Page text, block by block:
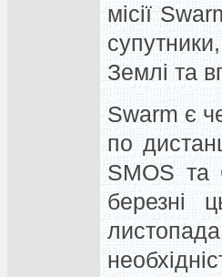
місії
Землі та
Swarm є
по
SMOS та
березні